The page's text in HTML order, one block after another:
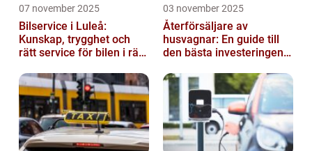
07 november 2025
Bilservice i Luleå:
Kunskap, trygghet och
rätt service för bilen i rätt
03 november 2025
Återförsäljare av
husvagnar: En guide till
den bästa investeringen